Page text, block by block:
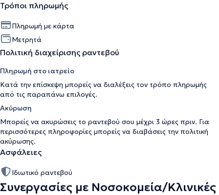
Τρόποι πληρωμής
Πληρωμή με κάρτα
Μετρητά
Πολιτική διαχείρισης ραντεβού
Πληρωμή στο ιατρείο
Κατά την επίσκεψη μπορείς να διαλέξεις τον τρόπο πληρωμής
από τις παραπάνω επιλογές.
Ακύρωση
Μπορείς να ακυρώσεις το ραντεβού σου μέχρι 3 ώρες πριν. Για
περισσότερες πληροφορίες μπορείς να διαβάσεις την πολιτική
ακύρωσης.
Ασφάλειες
Ιδιωτικό ραντεβού
Συνεργασίες με Νοσοκομεία/Κλινικές